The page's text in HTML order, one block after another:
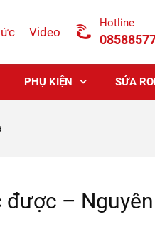
Video
Hotline
PHỤ KIỆN SỬA
–